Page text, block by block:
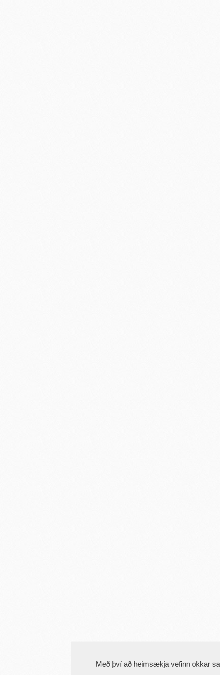
Með því að heimsækja vefinn okkar